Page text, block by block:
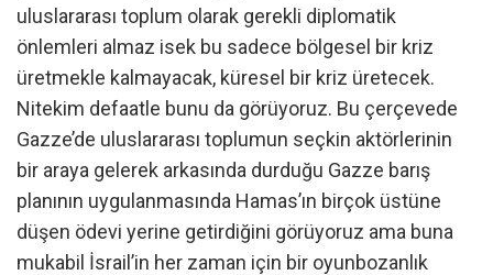
uluslararası toplum olarak gerekli diplomatik
önlemleri almaz isek bu sadece bölgesel bir kriz
üretmekle kalmayacak, küresel bir kriz üretecek.
Nitekim defaatle bunu da görüyoruz. Bu çerçevede
Gazze’de uluslararası toplumun seçkin aktörlerinin
bir araya gelerek arkasında durduğu Gazze barış
planının uygulanmasında Hamas’ın birçok üstüne
düşen ödevi yerine getirdiğini görüyoruz ama buna
mukabil İsrail’in her zaman için bir oyunbozanlık